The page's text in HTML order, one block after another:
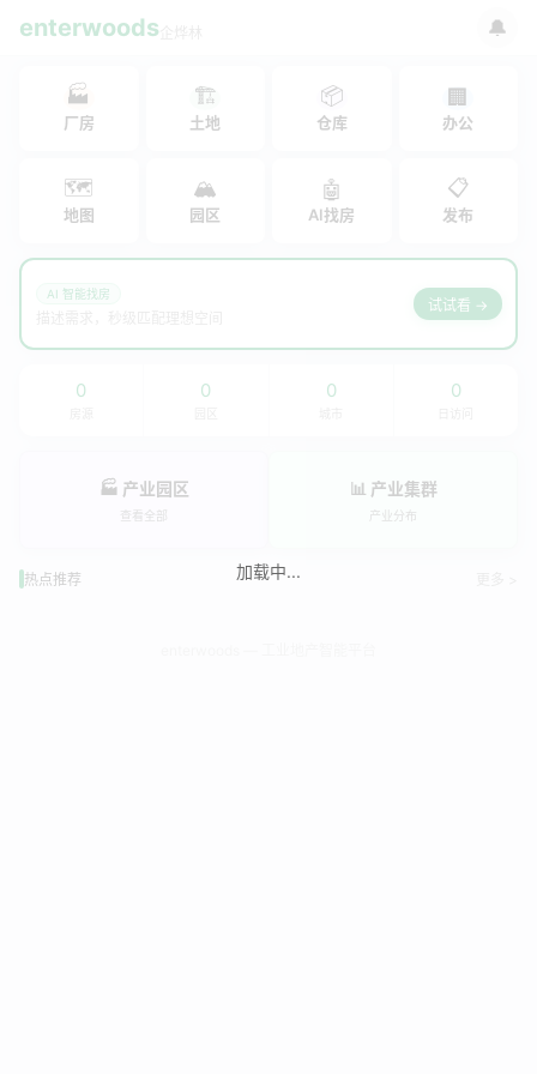
enterwoods 🔔
🏭
厂房
🏗
土地
📦
仓库
🏢
办公
🗺
地图
🏔
园区
🤖
AI找房
📋
发布
AI 智能找房
试试看 →
0 0 0 0
🏭 产业园区
查看全部
📊 产业集群
产业分布
热点推荐 加载中...